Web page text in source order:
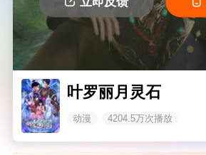
叶罗丽月灵石
动漫 4204.5万次播放